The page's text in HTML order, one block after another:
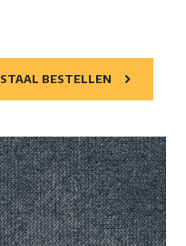
STAAL BESTELLEN